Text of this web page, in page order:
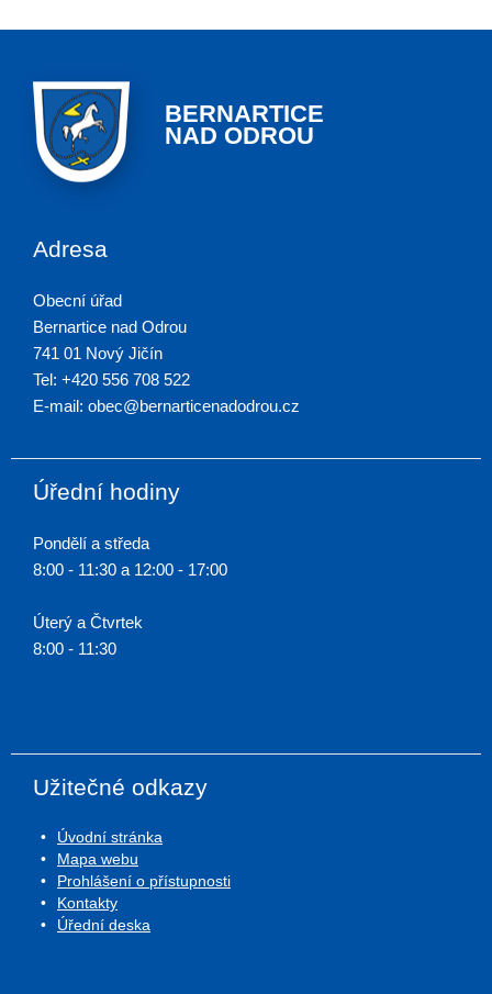
BERNARTICE
NAD ODROU
Adresa
Obecní úřad
Bernartice nad Odrou
741 01 Nový Jičín
Tel: +420 556 708 522
E-mail: obec@bernarticenadodrou.cz
Úřední hodiny
Pondělí a středa
8:00 - 11:30 a 12:00 - 17:00
Úterý a Čtvrtek
8:00 - 11:30
Užitečné odkazy
Úvodní stránka
Mapa webu
Prohlášení o přístupnosti
Kontakty
Úřední deska